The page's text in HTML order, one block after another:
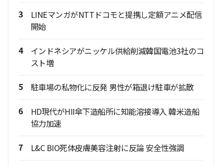
3
LINEマンガがNTTドコモと提携し定額アニメ配信
開始
4
インドネシアがニッケル供給削減韓国電池3社のコ
スト増
5 駐車場の私物化に反発 男性が箱退け駐車が拡散
6
HD現代がHII傘下造船所に知能溶接導入 韓米造船
協力加速
7 L&C BIO死体皮膚美容注射に反論 安全性強調